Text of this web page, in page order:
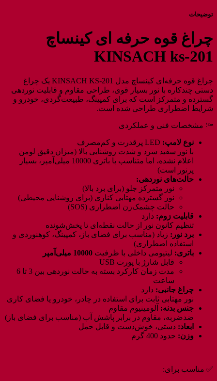
توضیحات
چراغ قوه حرفه ای کینساچ
KINSACH ks-201
چراغ قوه حرفه‌ای کینساچ مدل KINSACH KS-201 یک چراغ
دستی چندکاره با نور بسیار قوی، طراحی مقاوم و قابلیت نوردهی
گسترده و متمرکز است که برای کمپینگ، طبیعت‌گردی، خودرو و
شرایط اضطراری طراحی شده است.
🔦 مشخصات فنی و عملکردی
نوع لامپ:
با نور سفید سرد و شدت روشنایی بالا (میزان دقیق لومن
اعلام نشده، اما متناسب با باتری 10000 میلی‌آمپر، بسیار
پرنور است)
حالت‌های نوردهی:
نور متمرکز جلو (برای برد بالا)
نور گسترده مهتابی کناری (برای روشنایی محیطی)
حالت چشمک‌زن اضطراری (SOS)
قابلیت زوم: دارد
تنظیم کانون نور از حالت نقطه‌ای تا پخش‌شونده
برد نور: زیاد (مناسب برای فضای باز، کمپینگ، کوهنوردی و
استفاده اضطراری)
باتری: لیتیومی داخلی با ظرفیت 10000 میلی‌آمپر
قابل شارژ با پورت USB
مدت زمان کارکرد بسته به حالت نوردهی بین 3 تا 6
ساعت
چراغ جانبی: دارد
نور مهتابی ثابت برای استفاده در چادر، خودرو یا فضای کاری
جنس بدنه: آلومینیوم مقاوم
ضدضربه، مقاوم در برابر پاشش آب (مناسب برای فضای باز)
ابعاد: دستی، خوش‌دست و قابل حمل
وزن: حدود 400 گرم
✅ مناسب برای: